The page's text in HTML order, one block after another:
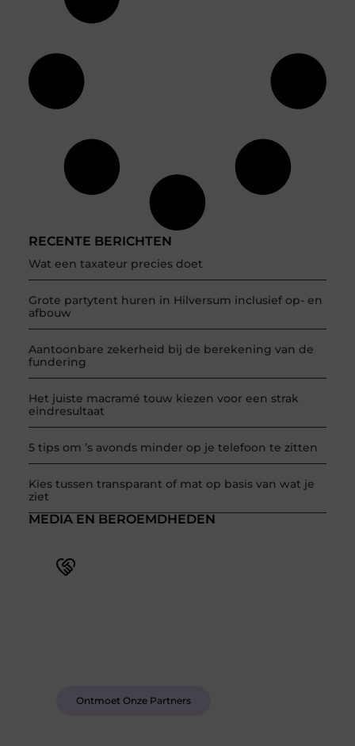
RECENTE BERICHTEN
Wat een taxateur precies doet
Grote partytent huren in Hilversum inclusief op- en
afbouw
Aantoonbare zekerheid bij de berekening van de
fundering
Het juiste macramé touw kiezen voor een strak
eindresultaat
5 tips om ’s avonds minder op je telefoon te zitten
Kies tussen transparant of mat op basis van wat je
ziet
MEDIA EN BEROEMDHEDEN
Ontmoet Onze Partners